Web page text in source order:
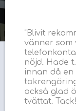
"Blivit
vänner som
nöjd. Hade
innan då
också glad
tvättat.